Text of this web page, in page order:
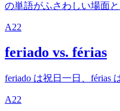
の単語がふさわしい場面
A22
feriado vs. férias
feriado は祝日一日、férias
A22